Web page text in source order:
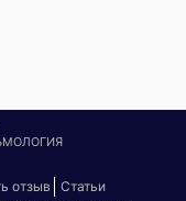
отзыв
Статьи